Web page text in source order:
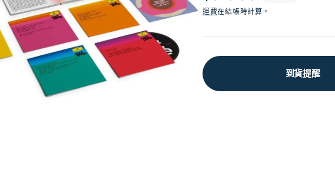
價
運費在結帳時計算。
到貨提醒
在
簿
中
啟